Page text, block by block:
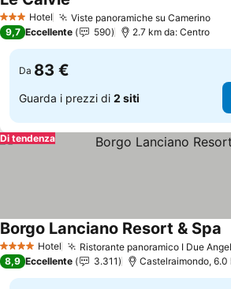
3 StelleHotel Viste panoramiche su Camerino
9,7 Eccellente 590 2.7 km da: Centro
Da 83 €
Guarda i prezzi di 2 siti
Di tendenza
4 Stelle Hotel Ristorante panoramico I Due
Borgo Lanciano Resort & Spa
8,9 Eccellente 3.311 Castelraimondo, 6.0